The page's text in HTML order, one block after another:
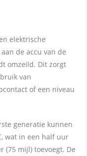
elektrische
de accu van de
omzeild. Dit zorgt
van
of een niveau
generatie kunnen
wat in een half uur
(75 mijl) toevoegt. De